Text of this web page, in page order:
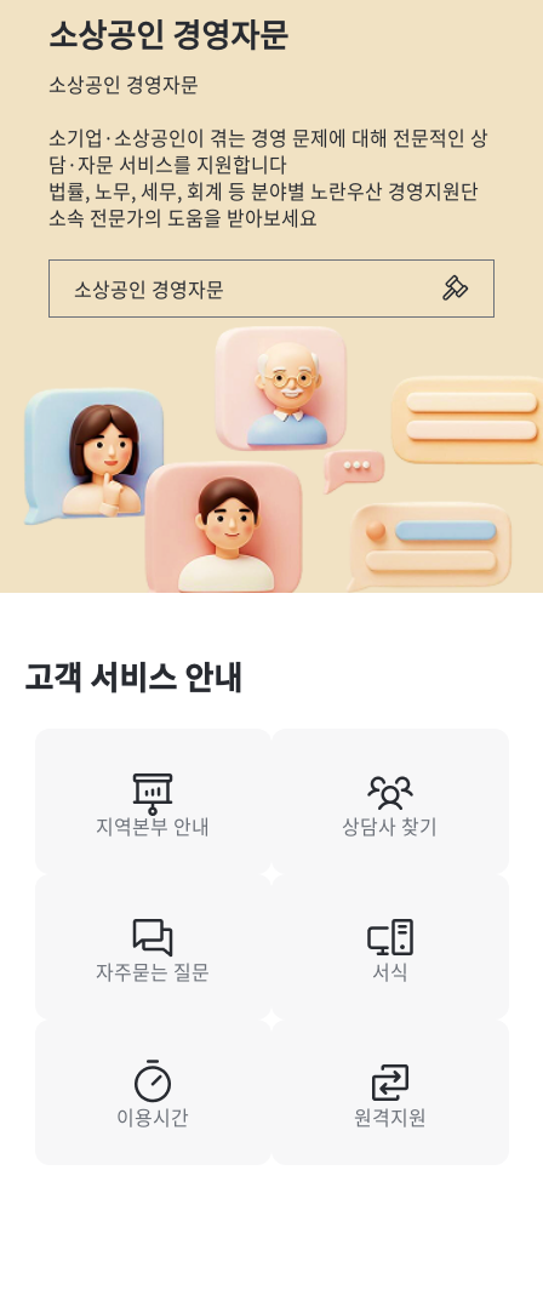
소상공인 경영자문
소상공인 경영자문
소기업·소상공인이 겪는 경영 문제에 대해 전문적인 상
담·자문 서비스를 지원합니다
법률, 노무, 세무, 회계 등 분야별 노란우산 경영지원단
소속 전문가의 도움을 받아보세요
소상공인 경영자문
고객 서비스 안내
지역본부 안내 상담사 찾기
자주묻는 질문 서식
이용시간 원격지원